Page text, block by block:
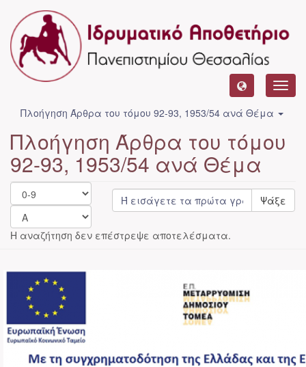
Πλοήγηση Άρθρα του τόμου 92-93, 1953/54 ανά Θέμα
Πλοήγηση Άρθρα του τόμου
92-93, 1953/54 ανά Θέμα
Ψάξε
Η αναζήτηση δεν επέστρεψε αποτελέσματα.